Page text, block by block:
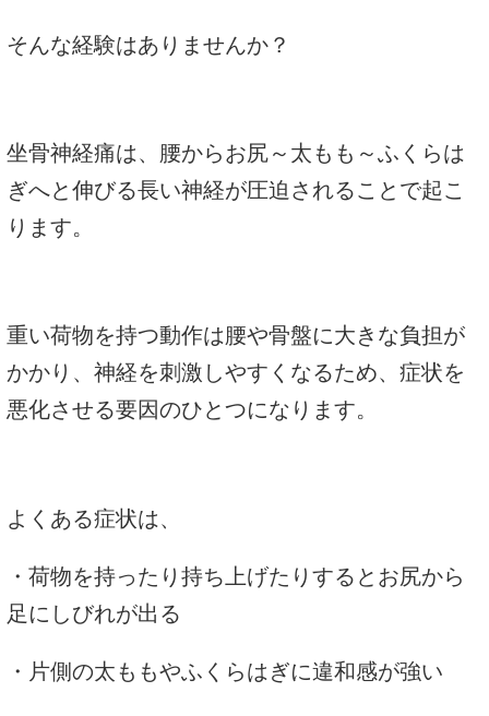
そんな経験はありませんか？
坐骨神経痛は、腰からお尻～太もも～ふくらは
ぎへと伸びる長い神経が圧迫されることで起こ
ります。
重い荷物を持つ動作は腰や骨盤に大きな負担が
かかり、神経を刺激しやすくなるため、症状を
悪化させる要因のひとつになります。
よくある症状は、
・荷物を持ったり持ち上げたりするとお尻から
足にしびれが出る
・片側の太ももやふくらはぎに違和感が強い